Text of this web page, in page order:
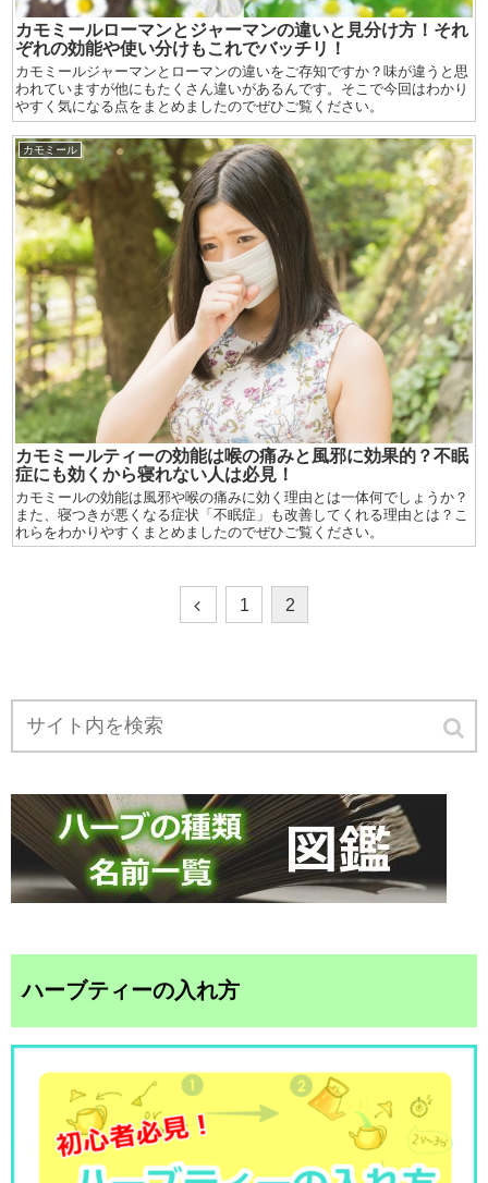
カモミールローマンとジャーマンの違いと見分け方！それ
ぞれの効能や使い分けもこれでバッチリ！
カモミールジャーマンとローマンの違いをご存知ですか？味が違うと思
われていますが他にもたくさん違いがあるんです。そこで今回はわかり
やすく気になる点をまとめましたのでぜひご覧ください。
カモミール
カモミールティーの効能は喉の痛みと風邪に効果的？不眠
症にも効くから寝れない人は必見！
カモミールの効能は風邪や喉の痛みに効く理由とは一体何でしょうか？
また、寝つきが悪くなる症状「不眠症」も改善してくれる理由とは？こ
れらをわかりやすくまとめましたのでぜひご覧ください。
1 2
ハーブティーの入れ方